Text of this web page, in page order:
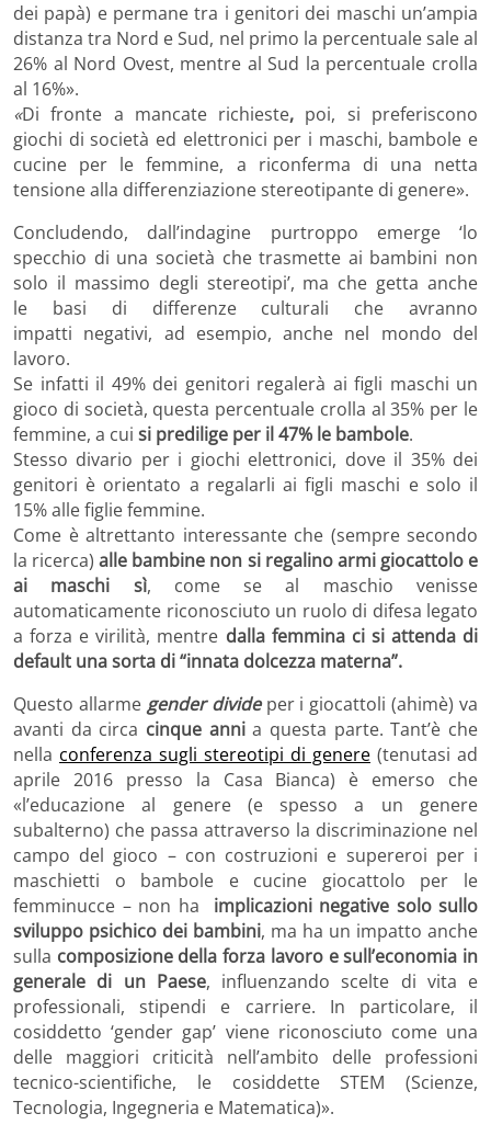
dei papà) e permane tra i genitori dei maschi un’ampia
distanza tra Nord e Sud, nel primo la percentuale sale al
26% al Nord Ovest, mentre al Sud la percentuale crolla
al 16%».
«Di fronte a mancate richieste, poi, si preferiscono
giochi di società ed elettronici per i maschi, bambole e
cucine per le femmine, a riconferma di una netta
tensione alla differenziazione stereotipante di genere».
Concludendo, dall’indagine purtroppo emerge
‘lo
specchio di una società che trasmette ai bambini non
solo il massimo degli stereotipi’, ma che getta anche
le basi di differenze culturali che avranno
impatti negativi, ad esempio, anche nel mondo del
lavoro.
Se infatti il 49% dei genitori regalerà ai figli maschi un
gioco di società, questa percentuale crolla al 35% per le
femmine, a cui si predilige per il 47% le bambole.
Stesso divario per i giochi elettronici, dove il 35% dei
genitori è orientato a regalarli ai figli maschi e solo il
15% alle figlie femmine.
Come è altrettanto interessante che (sempre secondo
la ricerca)alle bambine non si regalino armi giocattolo e
ai maschi sì, come se al maschio venisse
automaticamente riconosciuto un ruolo di difesa legato
a forza e virilità, mentre dalla femmina ci si attenda di
default una sorta di “innata dolcezza materna”.
Questo allarme gender divideper i giocattoli (ahimè) va
avanti da circa cinque annia questa parte. Tant’è che
nella conferenza sugli stereotipi di genere (tenutasi ad
aprile 2016 presso la Casa Bianca) è emerso che
«l’educazione al genere (e spesso a un genere
subalterno) che passa attraverso la discriminazione nel
campo del gioco – con costruzioni e supereroi per i
maschietti o bambole e cucine giocattolo per le
femminucce – non ha implicazioni negative solo sullo
sviluppo psichico dei bambini, ma ha un impatto anche
sulla composizione della forza lavoro e sull’economia in
generale di un Paese, influenzando scelte di vita e
professionali, stipendi e carriere. In particolare, il
cosiddetto ‘gender gap’ viene riconosciuto come una
delle maggiori criticità nell’ambito delle professioni
tecnico-scientifiche, le cosiddette STEM (Scienze,
Tecnologia, Ingegneria e Matematica)».